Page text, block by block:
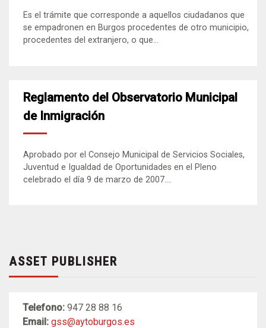
Es el trámite que corresponde a aquellos ciudadanos que
se empadronen en Burgos procedentes de otro municipio,
procedentes del extranjero, o que...
Reglamento del Observatorio Municipal
de Inmigración
Aprobado por el Consejo Municipal de Servicios Sociales,
Juventud e Igualdad de Oportunidades en el Pleno
celebrado el día 9 de marzo de 2007....
ASSET PUBLISHER
Telefono: 947 28 88 16
Email: gss@aytoburgos.es